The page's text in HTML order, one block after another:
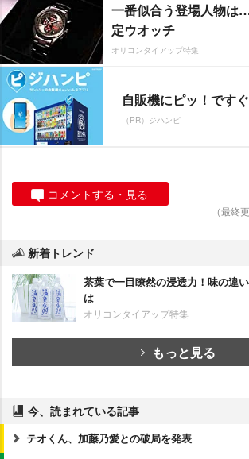
一番似合う登場人物は
定ウオッチ
オリコンタイアップ特集
自販機にピッ！です
（PR）ジハンピ
コメントする・見る
（最終
新着トレンド
茶葉で一目瞭然の浸透力！味の違
は
オリコンタイアップ特集
もっと見る
今、読まれている記事
テオくん、加藤乃愛との破局を発表